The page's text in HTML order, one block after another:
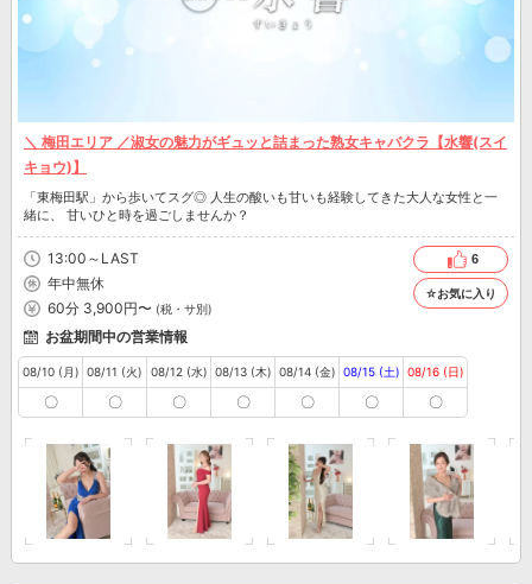
＼ 梅田エリア ／淑女の魅力がギュッと詰まった熟女キャバクラ【水響(スイ
キョウ)】
「東梅田駅」から歩いてスグ◎ 人生の酸いも甘いも経験してきた大人な女性と一
緒に、 甘いひと時を過ごしませんか？
13:00～LAST
年中無休
60分 3,900円〜 (税・サ別)
6
☆お気に入り
お盆期間中の営業情報
08/10 (月)
〇
08/11 (火)
〇
08/12 (水)
〇
08/13 (木)
〇
08/14 (金)
〇
08/15 (土)
〇
08/16 (日)
〇